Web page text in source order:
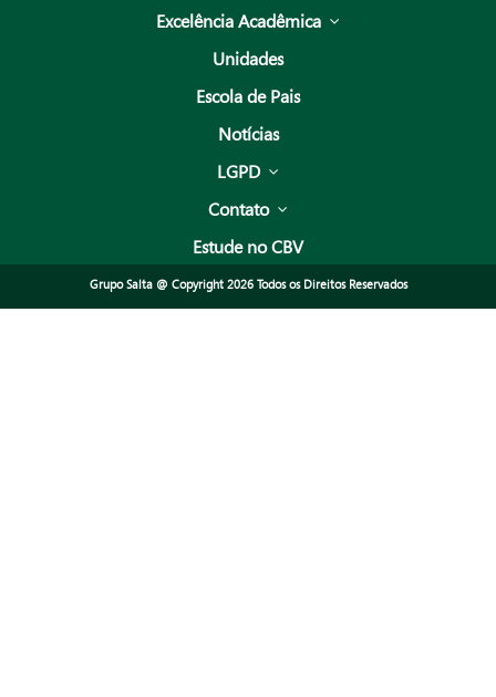
Excelência Acadêmica
Unidades
Escola de Pais
Notícias
LGPD
Contato
Estude no CBV
Grupo Salta @ Copyright 2026 Todos os Direitos Reservados